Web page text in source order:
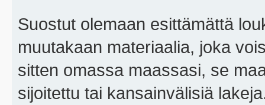
Suostut olemaan esittämättä
muutakaan materiaalia, joka
sitten omassa maassasi, se
sijoitettu tai kansainvälisiä